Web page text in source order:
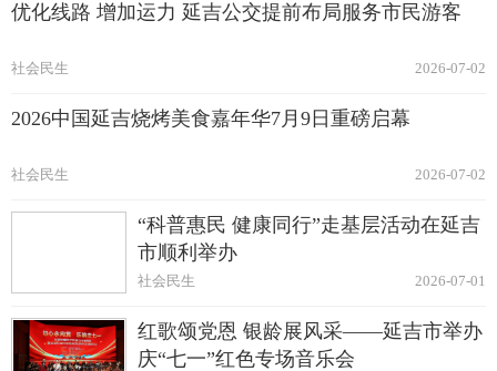
优化线路 增加运力 延吉公交提前布局服务市民游客
2026-07-02
社会民生
2026中国延吉烧烤美食嘉年华7月9日重磅启幕
2026-07-02
社会民生
“科普惠民 健康同行”走基层活动在延吉
市顺利举办
2026-07-01
社会民生
红歌颂党恩 银龄展风采——延吉市举办
庆“七一”红色专场音乐会